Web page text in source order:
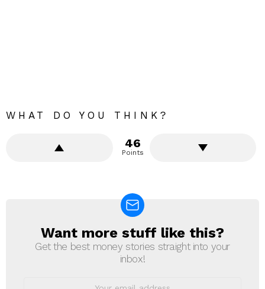
WHAT DO YOU THINK?
46
Points
NEWSLETTER
Want more stuff like this?
Get the best money stories straight into your
inbox!